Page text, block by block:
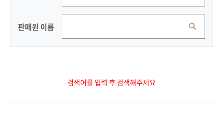
판매원 이름
검색어를 입력 후 검색해주세요